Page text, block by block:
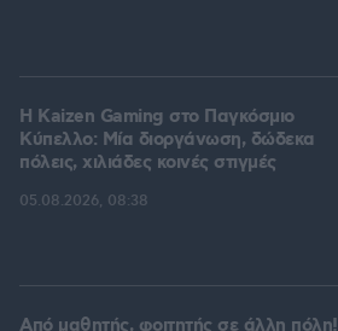
H Kaizen Gaming στο Παγκόσμιο
Kύπελλο: Μία διοργάνωση, δώδεκα
πόλεις, χιλιάδες κοινές στιγμές
05.08.2026, 08:38